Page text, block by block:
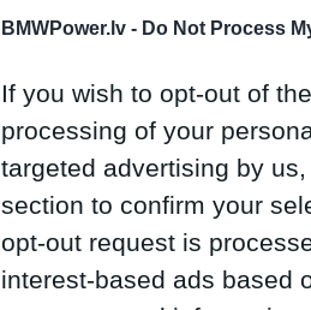
BMWPower.lv - Do Not Process
If you wish to opt-out of
processing of your
targeted advertising by
section to confirm your
opt-out request is
interest-based ads based